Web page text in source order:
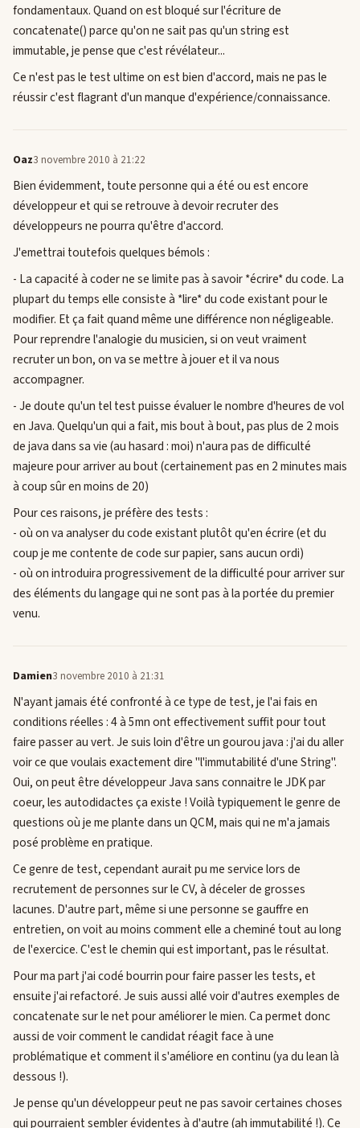
fondamentaux. Quand on est bloqué sur l'écriture de
concatenate() parce qu'on ne sait pas qu'un string est
immutable, je pense que c'est révélateur...
Ce n'est pas le test ultime on est bien d'accord, mais ne pas le
réussir c'est flagrant d'un manque d'expérience/connaissance.
Oaz3 novembre 2010 à 21:22
Bien évidemment, toute personne qui a été ou est encore
développeur et qui se retrouve à devoir recruter des
développeurs ne pourra qu'être d'accord.
J'emettrai toutefois quelques bémols :
- La capacité à coder ne se limite pas à savoir *écrire* du code. La
plupart du temps elle consiste à *lire* du code existant pour le
modifier. Et ça fait quand même une différence non négligeable.
Pour reprendre l'analogie du musicien, si on veut vraiment
recruter un bon, on va se mettre à jouer et il va nous
accompagner.
- Je doute qu'un tel test puisse évaluer le nombre d'heures de vol
en Java. Quelqu'un qui a fait, mis bout à bout, pas plus de 2 mois
de java dans sa vie (au hasard : moi) n'aura pas de difficulté
majeure pour arriver au bout (certainement pas en 2 minutes mais
à coup sûr en moins de 20)
Pour ces raisons, je préfère des tests :
- où on va analyser du code existant plutôt qu'en écrire (et du
coup je me contente de code sur papier, sans aucun ordi)
- où on introduira progressivement de la difficulté pour arriver sur
des éléments du langage qui ne sont pas à la portée du premier
venu.
Damien3 novembre 2010 à 21:31
N'ayant jamais été confronté à ce type de test, je l'ai fais en
conditions réelles : 4 à 5mn ont effectivement suffit pour tout
faire passer au vert. Je suis loin d'être un gourou java : j'ai du aller
voir ce que voulais exactement dire "l'immutabilité d'une String".
Oui, on peut être développeur Java sans connaitre le JDK par
coeur, les autodidactes ça existe ! Voilà typiquement le genre de
questions où je me plante dans un QCM, mais qui ne m'a jamais
posé problème en pratique.
Ce genre de test, cependant aurait pu me service lors de
recrutement de personnes sur le CV, à déceler de grosses
lacunes. D'autre part, même si une personne se gauffre en
entretien, on voit au moins comment elle a cheminé tout au long
de l'exercice. C'est le chemin qui est important, pas le résultat.
Pour ma part j'ai codé bourrin pour faire passer les tests, et
ensuite j'ai refactoré. Je suis aussi allé voir d'autres exemples de
concatenate sur le net pour améliorer le mien. Ca permet donc
aussi de voir comment le candidat réagit face à une
problématique et comment il s'améliore en continu (ya du lean là
dessous !).
Je pense qu'un développeur peut ne pas savoir certaines choses
qui pourraient sembler évidentes à d'autre (ah immutabilité !). Ce